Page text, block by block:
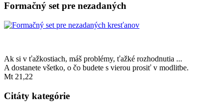
Formačný set pre nezadaných
Ak si v ťažkostiach, máš problémy, ťažké rozhodnutia ...
A dostanete všetko, o čo budete s vierou prosiť v modlitbe.
Mt 21,22
Citáty kategórie